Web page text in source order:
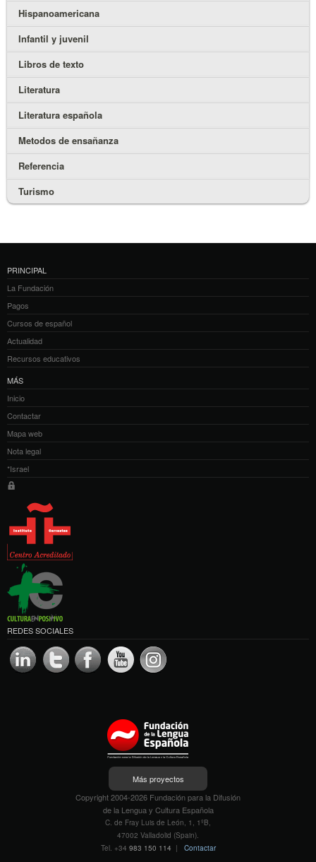
Hispanoamericana
Infantil y juvenil
Libros de texto
Literatura
Literatura española
Metodos de ensañanza
Referencia
Turismo
PRINCIPAL
La Fundación
Pagos
Cursos de español
Actualidad
Recursos educativos
MÁS
Inicio
Contactar
Mapa web
Nota legal
*Israel
REDES SOCIALES
Más proyectos
Copyright 2004-2026 Fundación para la Difusión
de la Lengua y Cultura Española
C. de Fray Luis de León, 1, 1ºB,
47002 Valladolid (Spain).
Tel. +34 983 150 114 | Contactar